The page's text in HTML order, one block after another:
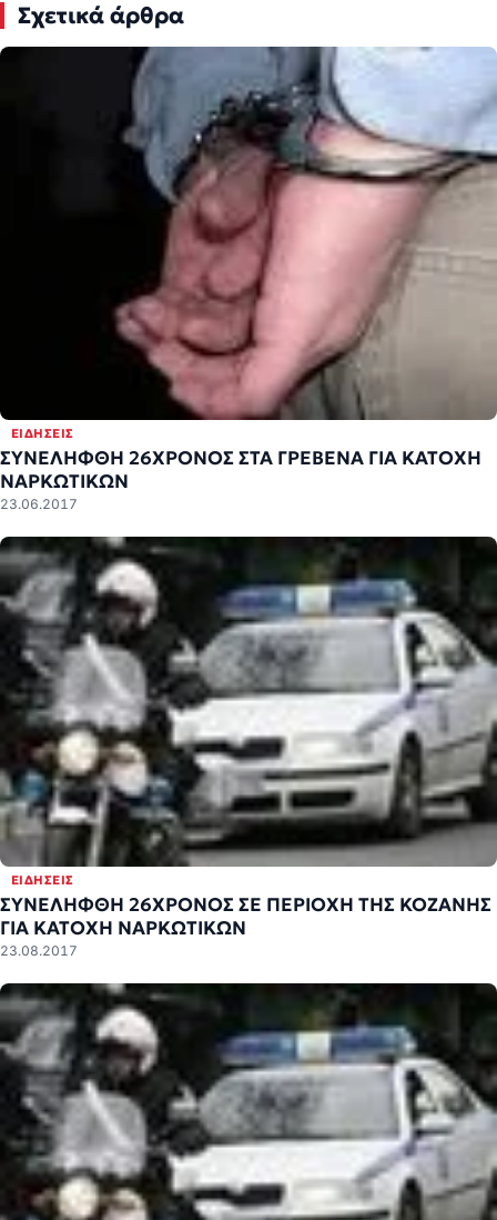
Σχετικά άρθρα
ΕΙΔΉΣΕΙΣ
ΣΥΝΕΛΗΦΘΗ 26ΧΡΟΝΟΣ ΣΤΑ ΓΡΕΒΕΝΑ ΓΙΑ ΚΑΤΟΧΗ
ΝΑΡΚΩΤΙΚΩΝ
23.06.2017
ΕΙΔΉΣΕΙΣ
ΣΥΝΕΛΗΦΘΗ 26ΧΡΟΝΟΣ ΣΕ ΠΕΡΙΟΧΗ ΤΗΣ ΚΟΖΑΝΗΣ
ΓΙΑ ΚΑΤΟΧΗ ΝΑΡΚΩΤΙΚΩΝ
23.08.2017